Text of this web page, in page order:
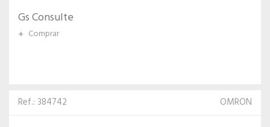
Gs Consulte
+ Comprar
Ref.: 384742 OMRON